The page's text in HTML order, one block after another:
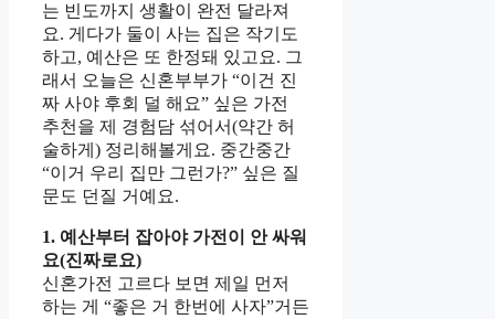
는 빈도까지 생활이 완전 달라져
요. 게다가 둘이 사는 집은 작기도
하고, 예산은 또 한정돼 있고요. 그
래서 오늘은 신혼부부가 “이건 진
짜 사야 후회 덜 해요” 싶은 가전
추천을 제 경험담 섞어서(약간 허
술하게) 정리해볼게요. 중간중간
“이거 우리 집만 그런가?” 싶은 질
문도 던질 거예요.
1. 예산부터 잡아야 가전이 안 싸워
요(진짜로요)
신혼가전 고르다 보면 제일 먼저
하는 게 “좋은 거 한번에 사자”거든